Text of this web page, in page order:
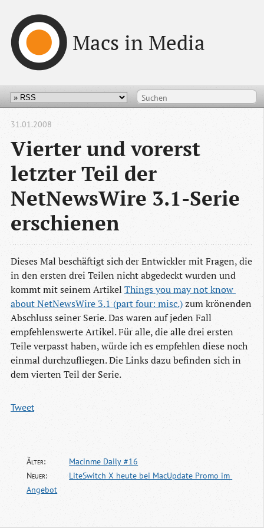
Macs in Media
Vierter und vorerst
letzter Teil der
NetNewsWire 3.1-Serie
erschienen
31.01.2008
Dieses Mal beschäftigt sich der Entwickler mit Fragen, die
in den ersten drei Teilen nicht abgedeckt wurden und
kommt mit seinem Artikel Things you may not know
about NetNewsWire 3.1 (part four: misc.)zum krönenden
Abschluss seiner Serie. Das waren auf jeden Fall
empfehlenswerte Artikel. Für alle, die alle drei ersten
Teile verpasst haben, würde ich es empfehlen diese noch
einmal durchzufliegen. Die Links dazu befinden sich in
dem vierten Teil der Serie.
Tweet
Älter:
Macinme Daily #16
Neuer:
LiteSwitch X heute bei MacUpdate Promo im
Angebot